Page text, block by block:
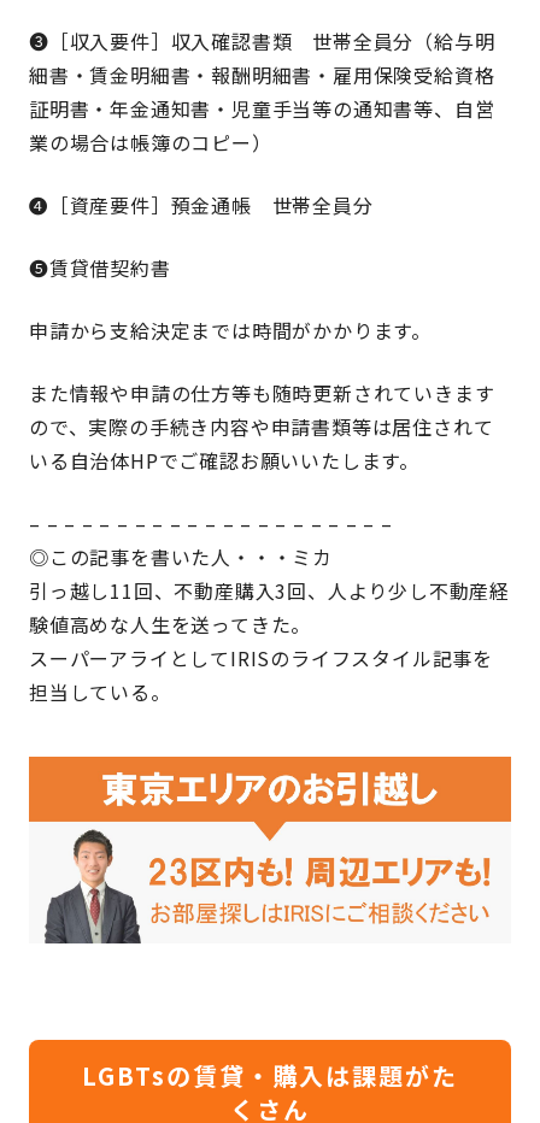
❸［収入要件］収入確認書類 世帯全員分（給与明
細書・賃金明細書・報酬明細書・雇用保険受給資格
証明書・年金通知書・児童手当等の通知書等、自営
業の場合は帳簿のコピー）
❹［資産要件］預金通帳 世帯全員分
❺賃貸借契約書
申請から支給決定までは時間がかかります。
また情報や申請の仕方等も随時更新されていきます
ので、実際の手続き内容や申請書類等は居住されて
いる自治体HPでご確認お願いいたします。
– – – – – – – – – – – – – – – – – – – – –
◎この記事を書いた人・・・ミカ
引っ越し11回、不動産購入3回、人より少し不動産経
験値高めな人生を送ってきた。
スーパーアライとしてIRISのライフスタイル記事を
担当している。
LGBTsの賃貸・購入は課題がた
くさん